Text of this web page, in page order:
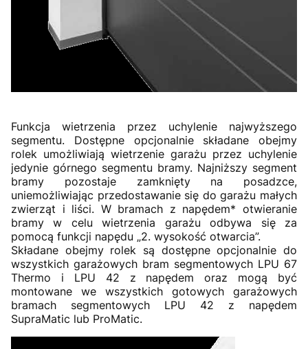
Funkcja wietrzenia przez uchylenie najwyższego
segmentu. Dostępne opcjonalnie składane obejmy
rolek umożliwiają wietrzenie garażu przez uchylenie
jedynie górnego segmentu bramy. Najniższy segment
bramy pozostaje zamknięty na posadzce,
uniemożliwiając przedostawanie się do garażu małych
zwierząt i liści. W bramach z napędem* otwieranie
bramy w celu wietrzenia garażu odbywa się za
pomocą funkcji napędu „2. wysokość otwarcia”.
Składane obejmy rolek są dostępne opcjonalnie do
wszystkich garażowych bram segmentowych LPU 67
Thermo i LPU 42 z napędem oraz mogą być
montowane we wszystkich gotowych garażowych
bramach segmentowych LPU 42 z napędem
SupraMatic lub ProMatic.